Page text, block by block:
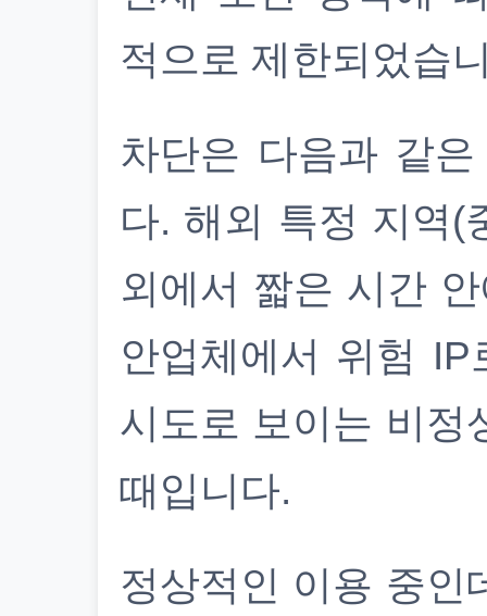
적으로 제한되었습
차단은 다음과 같
다. 해외 특정 지역(
외에서 짧은 시간
안업체에서 위험
시도로 보이는 비정
때입니다.
정상적인 이용 중인